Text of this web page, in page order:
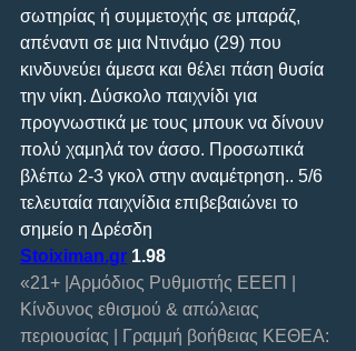
σωτηρίας ή συμμετοχής σε μπαράζ,
απέναντι σε μια Ντινάμο (29) που
κινδυνεύει άμεσα και θέλει πάση θυσία
την νίκη. Δύσκολο παιχνίδι για
προγνωστικά με τους μπουκ να δίνουν
πολύ χαμηλά τον άσσο. Προσωπικά
βλέπω 2-3 γκολ στην αναμέτρηση.. 5/6
τελευταία παιχνίδια επιβεβαιώνει το
σημείο η Δρέσδη
Stoiximan.gr 1.98
«21+ |Αρμόδιος Ρυθμιστής ΕΕΕΠ |
Κίνδυνος εθισμού & απώλειας
περιουσίας | Γραμμή βοήθειας ΚΕΘΕΑ: